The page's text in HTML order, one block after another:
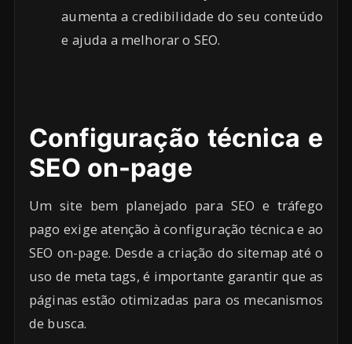
aumenta a credibilidade do seu conteúdo
e ajuda a melhorar o SEO.
Configuração técnica e
SEO on-page
Um site bem planejado para SEO e tráfego
pago exige atenção à configuração técnica e ao
SEO on-page. Desde a criação do sitemap até o
uso de meta tags, é importante garantir que as
páginas estão otimizadas para os mecanismos
de busca.